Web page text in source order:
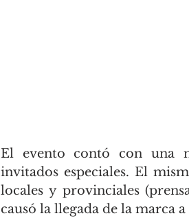
El evento contó con una
invitados especiales. El
locales y provinciales
causó la llegada de la marca a